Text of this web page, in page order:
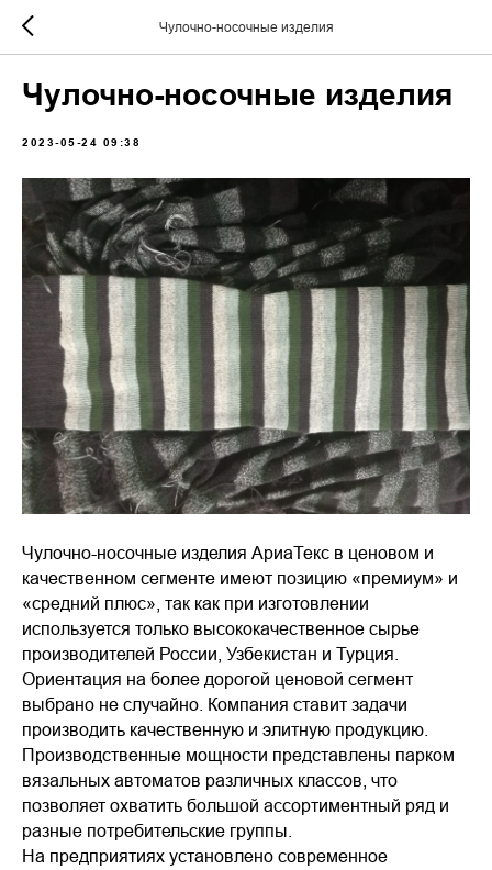
Чулочно-носочные изделия
Чулочно-носочные изделия
2023-05-24 09:38
Чулочно-носочные изделия АриаТекс в ценовом и
качественном сегменте имеют позицию «премиум» и
«средний плюс», так как при изготовлении
используется только высококачественное сырье
производителей России, Узбекистан и Турция.
Ориентация на более дорогой ценовой сегмент
выбрано не случайно. Компания ставит задачи
производить качественную и элитную продукцию.
Производственные мощности представлены парком
вязальных автоматов различных классов, что
позволяет охватить большой ассортиментный ряд и
разные потребительские группы.
На предприятиях установлено современное